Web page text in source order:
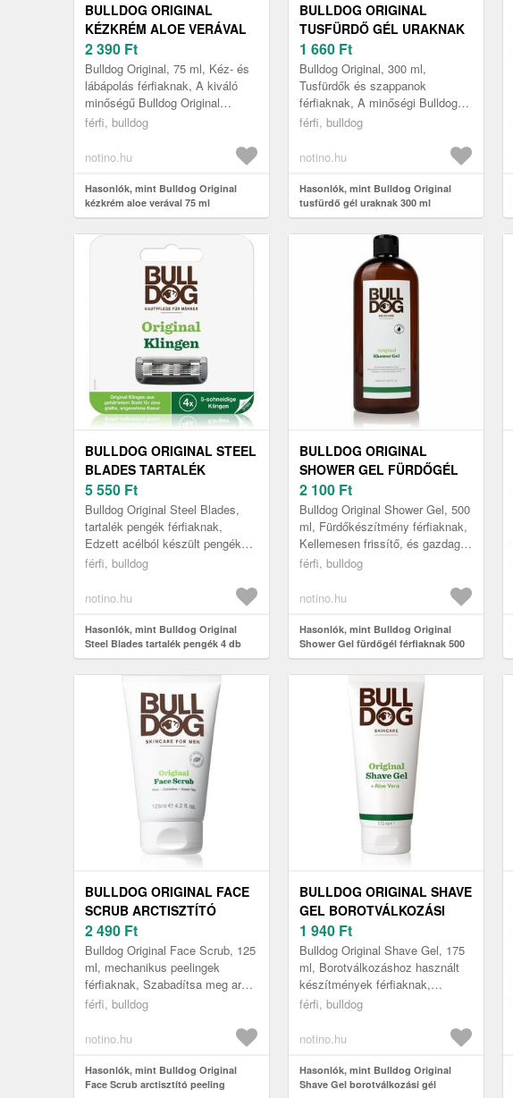
BULLDOG ORIGINAL
KÉZKRÉM ALOE VERÁVAL
75 ML
2 390 Ft
Bulldog Original, 75 ml, Kéz- és
lábápolás férfiaknak, A kiváló
minőségű Bulldog Original
kézkrém hidratálja a kézbőrt és
férfi, bulldog
notino.hu
Hasonlók, mint Bulldog Original
kézkrém aloe verával 75 ml
BULLDOG ORIGINAL
TUSFÜRDŐ GÉL URAKNAK
300 ML
1 660 Ft
Bulldog Original, 300 ml,
Tusfürdők és szappanok
férfiaknak, A minőségi Bulldog
Original tusfürdő az
higiéniát páratlan ...
férfi, bulldog
notino.hu
Hasonlók, mint Bulldog Original
tusfürdő gél uraknak 300 ml
BULLDOG ORIGINAL STEEL
BLADES TARTALÉK
PENGÉK 4 DB
5 550 Ft
Bulldog Original Steel Blades,
tartalék pengék férfiaknak,
Edzett acélból készült pengékkel
könnyedén eltávolítják a nem
férfi, bulldog
notino.hu
Hasonlók, mint Bulldog Original
Steel Blades tartalék pengék 4 db
BULLDOG ORIGINAL
SHOWER GEL FÜRDŐGÉL
FÉRFIAKNAK 500 ML
2 100 Ft
Bulldog Original Shower Gel, 500
ml, Fürdőkészítmény férfiaknak,
Kellemesen frissítő, és gazdag
habot képez zuhanyzás közben
férfi, bulldog
notino.hu
Hasonlók, mint Bulldog Original
Shower Gel fürdőgél férfiaknak 500
ml
BULLDOG ORIGINAL FACE
SCRUB ARCTISZTÍTÓ
PEELING URAKNAK 125 ML
2 490 Ft
Bulldog Original Face Scrub, 125
ml, mechanikus peelingek
férfiaknak, Szabadítsa meg arcát
a szennyeződésektől és az elhalt
férfi, bulldog
notino.hu
Hasonlók, mint Bulldog Original
Face Scrub arctisztító peeling
BULLDOG ORIGINAL SHAVE
GEL BOROTVÁLKOZÁSI
GÉL URAKNAK 175 ML
1 940 Ft
Bulldog Original Shave Gel, 175
ml, Borotválkozáshoz használt
készítmények férfiaknak,
Tulajdonságok: segíti a könnyű
férfi, bulldog
notino.hu
Hasonlók, mint Bulldog Original
Shave Gel borotválkozási gél